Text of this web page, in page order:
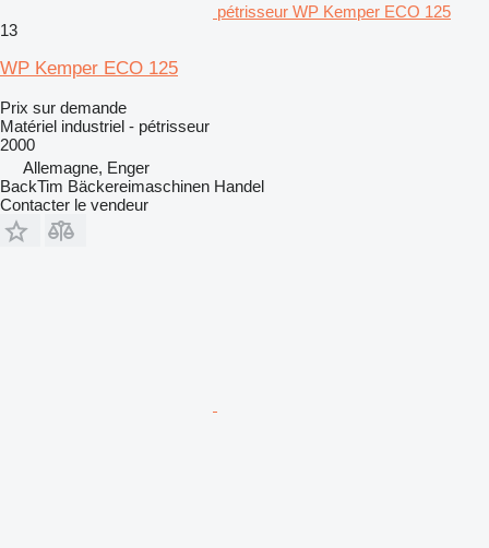
pétrisseur WP Kemper ECO 125
13
WP Kemper ECO 125
Prix sur demande
Matériel industriel - pétrisseur
2000
Allemagne, Enger
BackTim Bäckereimaschinen Handel
Contacter le vendeur